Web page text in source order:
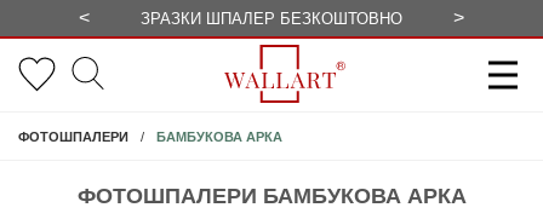
< ЗРАЗКИ ШПАЛЕР БЕЗКОШТОВНО >
ФОТОШПАЛЕРИ БАМБУКОВА АРКА
ФОТОШПАЛЕРИ БАМБУКОВА АРКА